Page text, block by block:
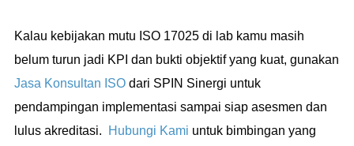
Kalau kebijakan mutu ISO 17025 di lab kamu masih
belum turun jadi KPI dan bukti objektif yang kuat, gunakan
Jasa Konsultan ISO dari SPIN Sinergi untuk
pendampingan implementasi sampai siap asesmen dan
lulus akreditasi.
Hubungi Kami untuk bimbingan yang